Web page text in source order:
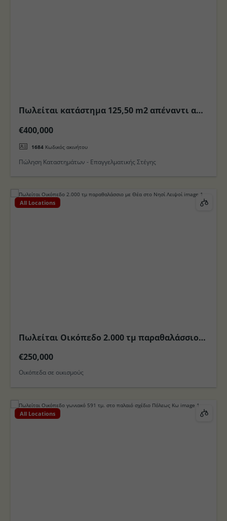
Πωλείται κατάστημα 125,50 m2 απέναντι από
€400,000
1684 Κωδικός ακινήτου
Πώληση Καταστημάτων - Επαγγελματικής Στέγης
All Locations
Πωλείται Οικόπεδο 2.000 τμ παραθαλάσσιο
€250,000
Οικόπεδα σε οικισμούς
All Locations